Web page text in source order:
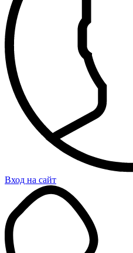
Вход на сайт